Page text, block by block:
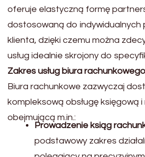
oferuje elastyczną formę
dostosowaną do indywidualnych
klienta, dzięki czemu można
usług idealnie skrojony do
Zakres usług biura rachunkowego
Biura rachunkowe zazwyczaj
kompleksową obsługę księgową
obejmującą m.in.:
Prowadzenie ksiąg
podstawowy zakres